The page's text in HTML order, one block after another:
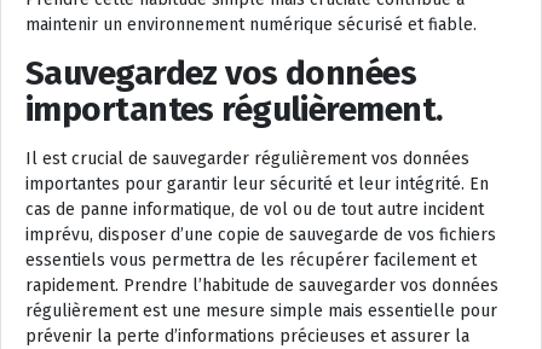
maintenir un environnement numérique sécurisé et fiable.
Sauvegardez vos données
importantes régulièrement.
Il est crucial de sauvegarder régulièrement vos données
importantes pour garantir leur sécurité et leur intégrité. En
cas de panne informatique, de vol ou de tout autre incident
imprévu, disposer d’une copie de sauvegarde de vos fichiers
essentiels vous permettra de les récupérer facilement et
rapidement. Prendre l’habitude de sauvegarder vos données
régulièrement est une mesure simple mais essentielle pour
prévenir la perte d’informations précieuses et assurer la